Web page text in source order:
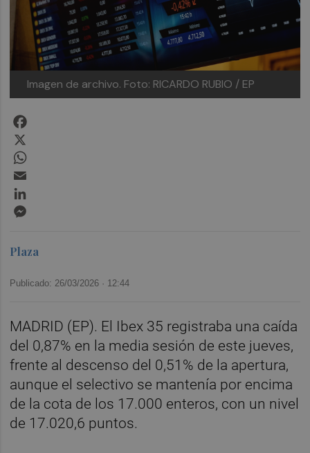
Imagen de archivo. Foto: RICARDO RUBIO / EP
Plaza
Publicado: 26/03/2026 · 12:44
MADRID (EP). El Ibex 35 registraba una caída
del 0,87% en la media sesión de este jueves,
frente al descenso del 0,51% de la apertura,
aunque el selectivo se mantenía por encima
de la cota de los 17.000 enteros, con un nivel
de 17.020,6 puntos.